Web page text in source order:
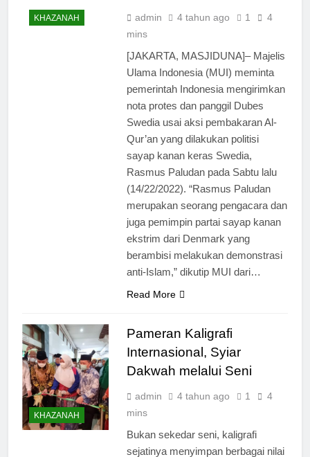
KHAZANAH admin 4 tahun ago 1
4
mins
[JAKARTA, MASJIDUNA]– Majelis
Ulama Indonesia (MUI) meminta
pemerintah Indonesia mengirimkan
nota protes dan panggil Dubes
Swedia usai aksi pembakaran Al-
Qur’an yang dilakukan politisi
sayap kanan keras Swedia,
Rasmus Paludan pada Sabtu lalu
(14/22/2022). “Rasmus Paludan
merupakan seorang pengacara dan
juga pemimpin partai sayap kanan
ekstrim dari Denmark yang
berambisi melakukan demonstrasi
anti-Islam,” dikutip MUI dari…
Read More
KHAZANAH
Pameran Kaligrafi
Internasional, Syiar
Dakwah melalui Seni
admin 4 tahun ago 1
4
mins
Bukan sekedar seni, kaligrafi
sejatinya menyimpan berbagai nilai